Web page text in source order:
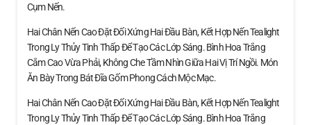
Cụm Nến.
Hai Chân Nến Cao Đặt Đối Xứng Hai Đầu Bàn, Kết Hợp Nến Tealight
Trong Ly Thủy Tinh Thấp Để Tạo Các Lớp Sáng. Bình Hoa Trắng
Cắm Cao Vừa Phải, Không Che Tầm Nhìn Giữa Hai Vị Trí Ngồi. Món
Ăn Bày Trong Bát Đĩa Gốm Phong Cách Mộc Mạc.
Hai Chân Nến Cao Đặt Đối Xứng Hai Đầu Bàn, Kết Hợp Nến Tealight
Trong Ly Thủy Tinh Thấp Để Tạo Các Lớp Sáng. Bình Hoa Trắng